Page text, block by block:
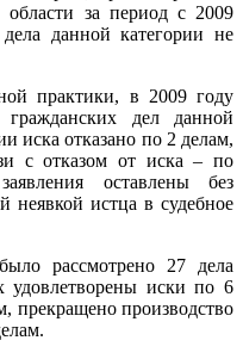
за период с 2009
данной категории не
практики, в 2009 году
дел данной
иска отказано по 2 делам,
с отказом от иска – по
оставлены без
неявкой истца в судебное
рассмотрено 27 дела
удовлетворены иски по 6
прекращено производство